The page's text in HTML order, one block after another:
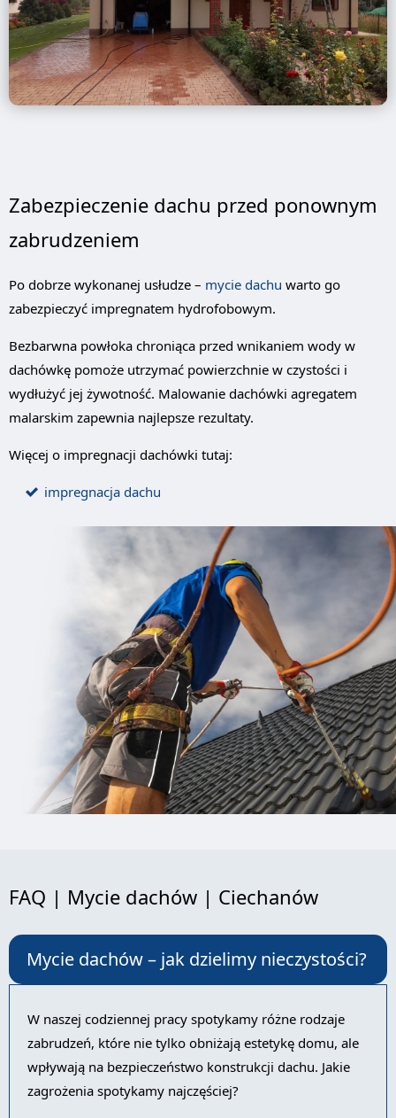
Zabezpieczenie dachu przed ponownym
zabrudzeniem
Po dobrze wykonanej usłudze – mycie dachu warto go
zabezpieczyć impregnatem hydrofobowym.
Bezbarwna powłoka chroniąca przed wnikaniem wody w
dachówkę pomoże utrzymać powierzchnie w czystości i
wydłużyć jej żywotność. Malowanie dachówki agregatem
malarskim zapewnia najlepsze rezultaty.
Więcej o impregnacji dachówki tutaj:
impregnacja dachu
FAQ | Mycie dachów | Ciechanów
Mycie dachów – jak dzielimy nieczystości?
W naszej codziennej pracy spotykamy różne rodzaje
zabrudzeń, które nie tylko obniżają estetykę domu, ale
wpływają na bezpieczeństwo konstrukcji dachu. Jakie
zagrożenia spotykamy najczęściej?